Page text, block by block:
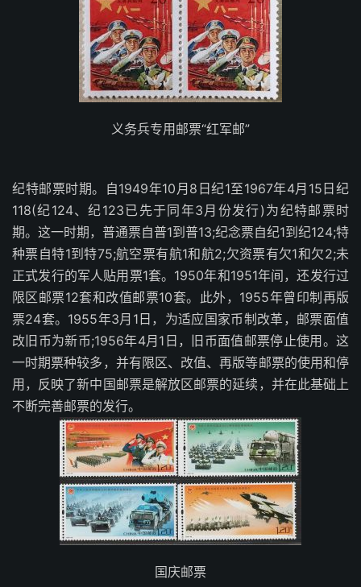
义务兵专用邮票“红军邮”
纪特邮票时期。自1949年10月8日纪1至1967年4月15日纪
118(纪124、纪123已先于同年3月份发行)为纪特邮票时
期。这一时期，普通票自普1到普13;纪念票自纪1到纪124;特
种票自特1到特75;航空票有航1和航2;欠资票有欠1和欠2;未
正式发行的军人贴用票1套。1950年和1951年间，还发行过
限区邮票12套和改值邮票10套。此外，1955年曾印制再版
票24套。1955年3月1日，为适应国家币制改革，邮票面值
改旧币为新币;1956年4月1日，旧币面值邮票停止使用。这
一时期票种较多，并有限区、改值、再版等邮票的使用和停
用，反映了新中国邮票是解放区邮票的延续，并在此基础上
不断完善邮票的发行。
国庆邮票